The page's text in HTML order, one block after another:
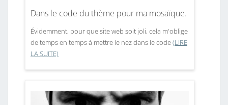
Dans le code du thème pour ma mosaïque.
Évidemment, pour que site web soit joli, cela m'oblige
de temps en temps à mettre le nez dans le code(LIRE
LA SUITE)